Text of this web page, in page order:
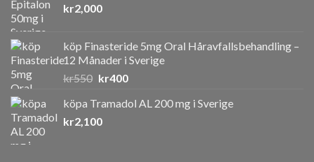
kr2,000
köp Finasteride 5mg Oral Håravfallsbehandling –
12 Månader i Sverige
kr550 Det
priset
var:
kr400Det
priset
köpa Tramadol AL 200 mg i Sverige
kr2,100